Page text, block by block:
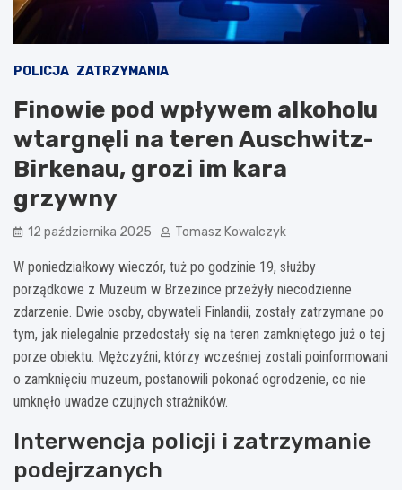
POLICJA ZATRZYMANIA
Finowie pod wpływem alkoholu
wtargnęli na teren Auschwitz-
Birkenau, grozi im kara
grzywny
12 października 2025 Tomasz Kowalczyk
W poniedziałkowy wieczór, tuż po godzinie 19, służby
porządkowe z Muzeum w Brzezince przeżyły niecodzienne
zdarzenie. Dwie osoby, obywateli Finlandii, zostały zatrzymane po
tym, jak nielegalnie przedostały się na teren zamkniętego już o tej
porze obiektu. Mężczyźni, którzy wcześniej zostali poinformowani
o zamknięciu muzeum, postanowili pokonać ogrodzenie, co nie
umknęło uwadze czujnych strażników.
Interwencja policji i zatrzymanie
podejrzanych